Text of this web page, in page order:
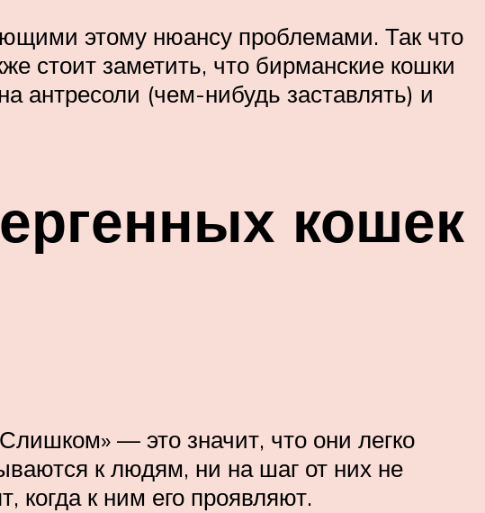
этому нюансу проблемами. Так что
стоит заметить, что бирманские кошки
антресоли (чем-нибудь заставлять) и
кошек
— это значит, что они легко
к людям, ни на шаг от них не
когда к ним его проявляют.